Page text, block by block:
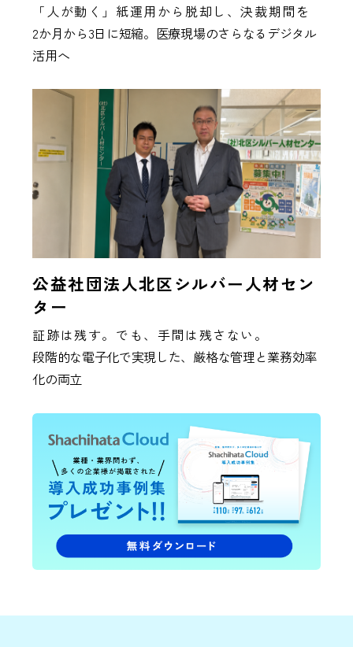
「人が動く」紙運用から脱却し、決裁期間を
2か月から3日に短縮。医療現場のさらなるデジタル
活用へ
公益社団法人北区シルバー人材セン
ター
証跡は残す。でも、手間は残さない。
段階的な電子化で実現した、厳格な管理と業務効率
化の両立